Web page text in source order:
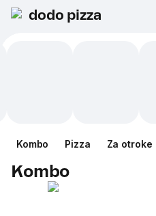
dodo pizza
Kombo Pizza Za otroke
Kombo